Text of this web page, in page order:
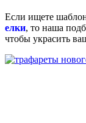
Если ищете
елки, то наша
чтобы украсить